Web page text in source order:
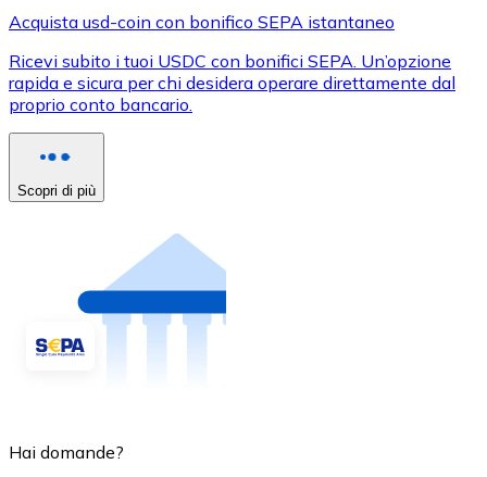
Acquista usd-coin con bonifico SEPA istantaneo
Ricevi subito i tuoi USDC con bonifici SEPA. Un’opzione
rapida e sicura per chi desidera operare direttamente dal
proprio conto bancario.
Scopri di più
Hai domande?